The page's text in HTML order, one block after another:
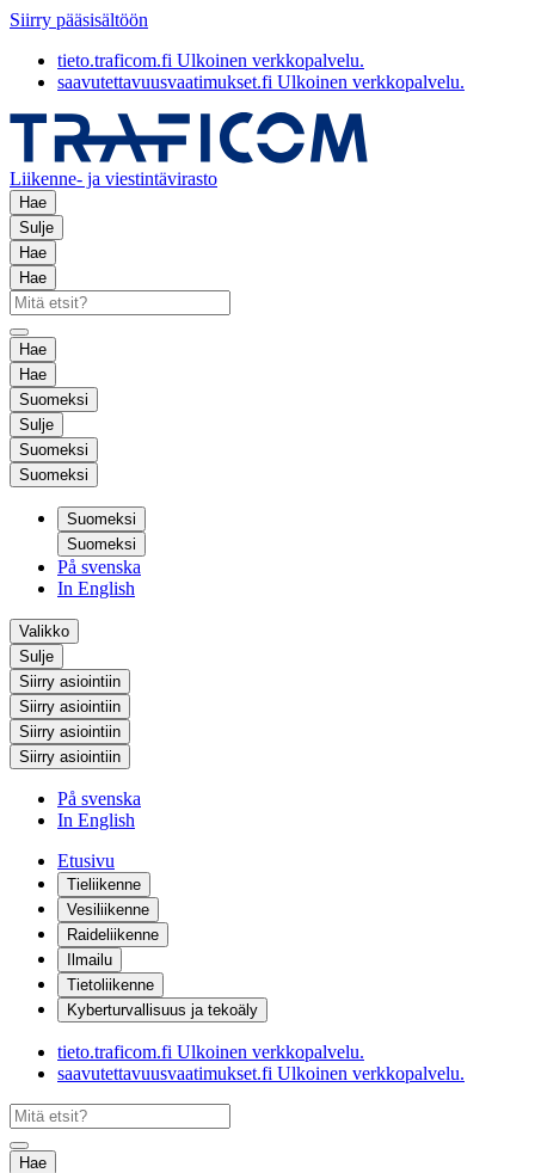
Siirry pääsisältöön
tieto.traficom.fi Ulkoinen verkkopalvelu.
saavutettavuusvaatimukset.fi Ulkoinen verkkopalvelu.
Liikenne- ja viestintävirasto
Hae
Sulje
Hae
Hae
Hae
Hae
Suomeksi
Sulje
Suomeksi
Suomeksi
Suomeksi
Suomeksi
På svenska
In English
Valikko
Sulje
Siirry asiointiin
Siirry asiointiin
Siirry asiointiin
Siirry asiointiin
På svenska
In English
Etusivu
Tieliikenne
Vesiliikenne
Raideliikenne
Ilmailu
Tietoliikenne
Kyberturvallisuus ja tekoäly
tieto.traficom.fi Ulkoinen verkkopalvelu.
saavutettavuusvaatimukset.fi Ulkoinen verkkopalvelu.
Hae